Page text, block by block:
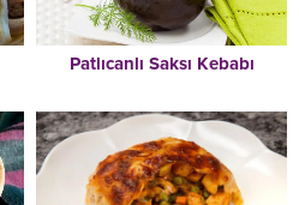
Patlıcanlı Saksı Kebabı